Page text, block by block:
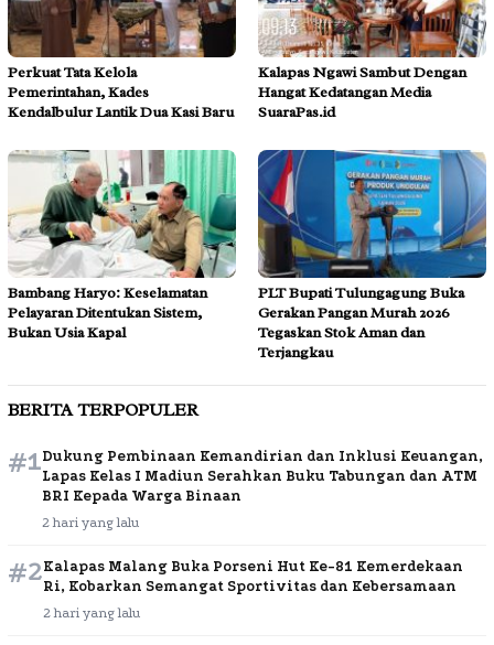
Perkuat Tata Kelola
Pemerintahan, Kades
Kendalbulur Lantik Dua Kasi Baru
Kalapas Ngawi Sambut Dengan
Hangat Kedatangan Media
SuaraPas.id
Bambang Haryo: Keselamatan
Pelayaran Ditentukan Sistem,
Bukan Usia Kapal
PLT Bupati Tulungagung Buka
Gerakan Pangan Murah 2026
Tegaskan Stok Aman dan
Terjangkau
BERITA TERPOPULER
#1Dukung Pembinaan Kemandirian dan Inklusi Keuangan,
Lapas Kelas I Madiun Serahkan Buku Tabungan dan ATM
BRI Kepada Warga Binaan
2 hari yang lalu
#2Kalapas Malang Buka Porseni Hut Ke-81 Kemerdekaan
Ri, Kobarkan Semangat Sportivitas dan Kebersamaan
2 hari yang lalu